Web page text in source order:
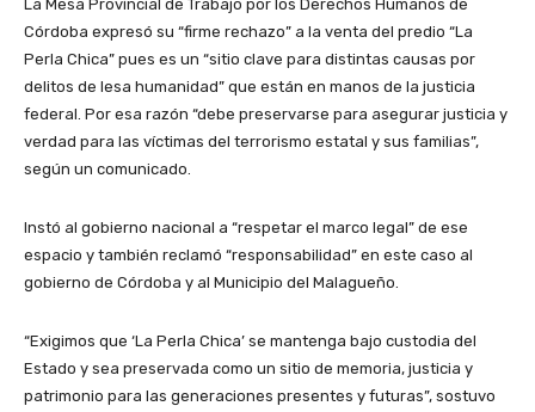
La Mesa Provincial de Trabajo por los Derechos Humanos de
Córdoba expresó su “firme rechazo” a la venta del predio “La
Perla Chica” pues es un “sitio clave para distintas causas por
delitos de lesa humanidad” que están en manos de la justicia
federal. Por esa razón “debe preservarse para asegurar justicia y
verdad para las víctimas del terrorismo estatal y sus familias”,
según un comunicado.
Instó al gobierno nacional a “respetar el marco legal” de ese
espacio y también reclamó “responsabilidad” en este caso al
gobierno de Córdoba y al Municipio del Malagueño.
“Exigimos que ‘La Perla Chica’ se mantenga bajo custodia del
Estado y sea preservada como un sitio de memoria, justicia y
patrimonio para las generaciones presentes y futuras”, sostuvo